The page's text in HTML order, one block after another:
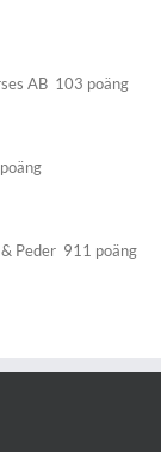
AB 103 poäng
& Peder 911 poäng